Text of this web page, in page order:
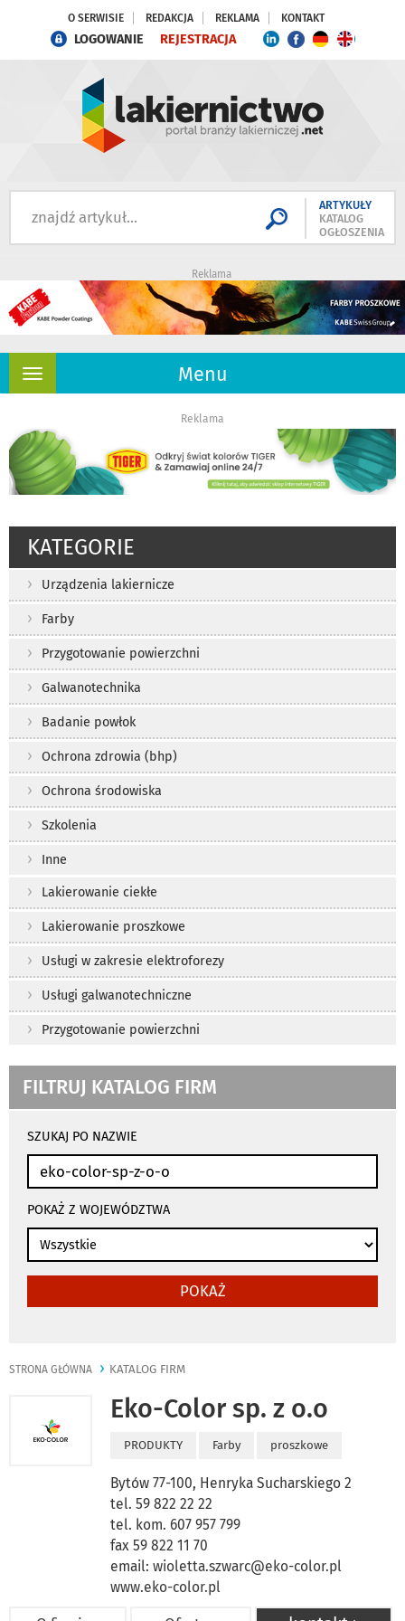
O SERWISIE REDAKCJA REKLAMA KONTAKT
LOGOWANIE REJESTRACJA
ARTYKUŁY
KATALOG
OGŁOSZENIA
Reklama
Menu
Rozwiń
Reklama
KATEGORIE
Urządzenia lakiernicze
Farby
Przygotowanie powierzchni
Galwanotechnika
Badanie powłok
Ochrona zdrowia (bhp)
Ochrona środowiska
Szkolenia
Inne
Lakierowanie ciekłe
Lakierowanie proszkowe
Usługi w zakresie elektroforezy
Usługi galwanotechniczne
Przygotowanie powierzchni
FILTRUJ KATALOG FIRM
wyszukiwania
SZUKAJ PO NAZWIE
POKAŻ Z WOJEWÓDZTWA
POKAŻ
STRONA GŁÓWNA KATALOG FIRM
Eko-Color sp. z o.o
PRODUKTY Farby proszkowe
Bytów 77-100, Henryka Sucharskiego 2
tel. 59 822 22 22
tel. kom. 607 957 799
fax 59 822 11 70
email: wioletta.szwarc@eko-color.pl
www.eko-color.pl